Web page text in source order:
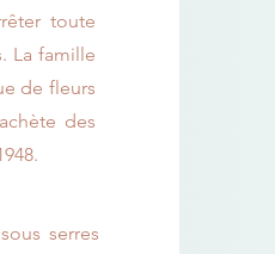
toute
La famille
de fleurs
des
serres